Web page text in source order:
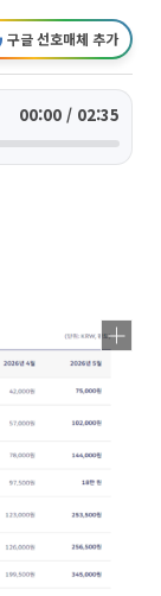
구글 선호매체 추가
00:00 / 02:35